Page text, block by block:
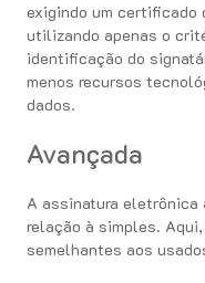
exigindo um certificado
utilizando apenas o
identificação do
menos recursos
dados.
Avançada
A assinatura eletrônica
relação à simples.
semelhantes aos